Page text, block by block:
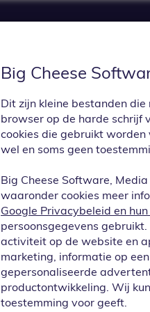
Blijf
Big Cheese
Dit zijn kleine bestanden
browser op de harde schrijf
cookies die gebruikt worden
wel en soms geen
Big Cheese Software,
waaronder cookies meer
Google Privacybeleid en
persoonsgegevens
activiteit op de website en
marketing, informatie op
gepersonaliseerde
productontwikkeling. Wij
toestemming voor geeft.